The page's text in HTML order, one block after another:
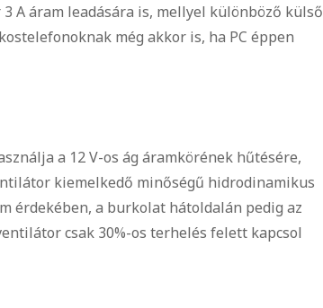
A áram leadására is, mellyel különböző külső
még akkor is, ha PC éppen
a 12 V-os ág áramkörének hűtésére,
kiemelkedő minőségű hidrodinamikus
érdekében, a burkolat hátoldalán pedig az
csak 30%-os terhelés felett kapcsol